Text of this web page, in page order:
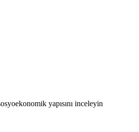
yapısını inceleyin